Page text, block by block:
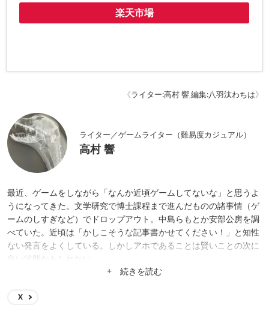
楽天市場
《ライター:高村 響,編集:八羽汰わちは》
ライター／ゲームライター（難易度カジュアル）
高村 響
最近、ゲームをしながら「なんか近頃ゲームしてないな」と思うよ
うになってきた。文学研究で博士課程まで進んだものの諸事情（ゲ
ームのしすぎなど）でドロップアウト。中島らもとか安部公房を調
べていた。近頃は「かしこそうな記事書かせてください！」と知性
ない発言をよくしている。しかしアホであることは賢いことの次に
良い状態かもしれない……。
+ 続きを読む
X